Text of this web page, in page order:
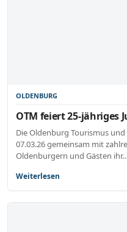
OLDENBURG
OTM feiert 25-jähriges
Die Oldenburg Tourismus
07.03.26 gemeinsam mit
Oldenburgern und Gästen
Weiterlesen